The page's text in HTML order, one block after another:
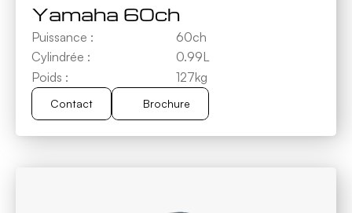
Yamaha 60ch
Puissance :
60ch
Cylindrée :
0.99L
Poids :
127kg
Contact
Contact
Brochure
Brochure